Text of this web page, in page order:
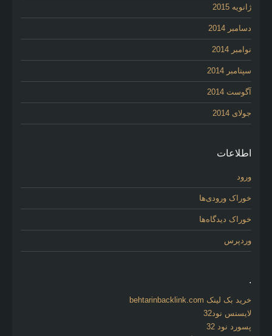
ژانویه 2015
دسامبر 2014
نوامبر 2014
سپتامبر 2014
آگوست 2014
جولای 2014
اطلاعات
ورود
خوراک ورودی‌ها
خوراک دیدگاه‌ها
وردپرس
.
خرید بک لینک behtarinbacklink.com
لایسنس نود32
پسورد نود 32